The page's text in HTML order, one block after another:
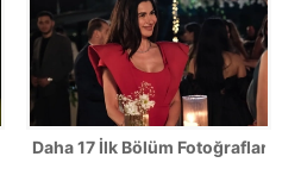
Daha 17 İlk Bölüm Fotoğrafları